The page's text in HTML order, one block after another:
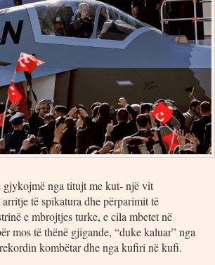
gjykojmë nga titujt me kut- një vit
të spikatura dhe përparimit të
e mbrojtjes turke, e cila mbetet në
mos të thënë gjigande, “duke kaluar” nga
kombëtar dhe nga kufiri në kufi.